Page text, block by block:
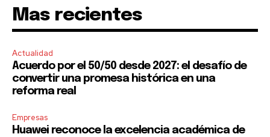
Mas recientes
Actualidad
Acuerdo por el 50/50 desde 2027: el desafío de
convertir una promesa histórica en una
reforma real
Empresas
Huawei reconoce la excelencia académica de